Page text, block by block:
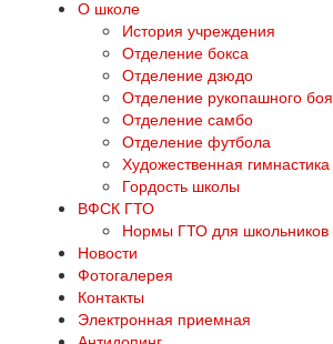
О школе
История учреждения
Отделение бокса
Отделение дзюдо
Отделение рукопашного боя
Отделение самбо
Отделение футбола
Художественная гимнастика
Гордость школы
ВФСК ГТО
Нормы ГТО для школьников
Новости
Фотогалерея
Контакты
Электронная приемная